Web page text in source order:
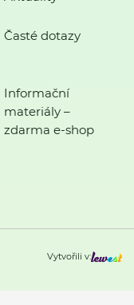
Časté dotazy
Informační
materiály –
zdarma e-shop
Vytvořili v: